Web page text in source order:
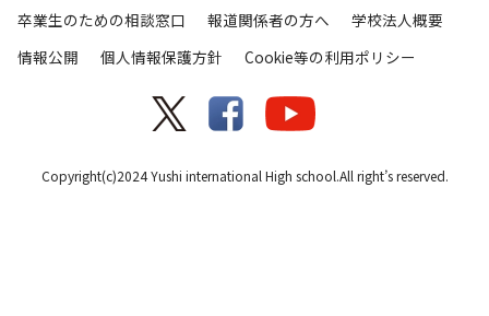
卒業生のための相談窓口
報道関係者の方へ
学校法人概要
情報公開
個人情報保護方針 Cookie等の利用ポリシー
Copyright(c)2024 Yushi international High school.All right’s reserved.